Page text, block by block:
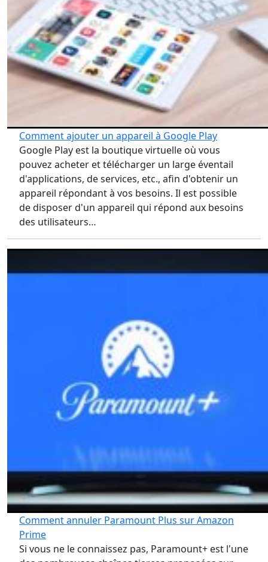
Comment ajouter un appareil à Google Play
Google Play est la boutique virtuelle où vous
pouvez acheter et télécharger un large éventail
d'applications, de services, etc., afin d'obtenir un
appareil répondant à vos besoins. Il est possible
de disposer d'un appareil qui répond aux besoins
des utilisateurs…
Comment annuler Paramount Plus sur Amazon
Prime
Si vous ne le connaissez pas, Paramount+ est l'une